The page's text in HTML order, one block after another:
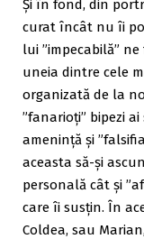
Și în fond, din
curat încât nu îi
lui ”impecabilă”
uneia dintre cele
organizată de la
”fanarioți” bipezi
amenință și
aceasta să-și
personală cât și
care îi susțin. În
Coldea, sau